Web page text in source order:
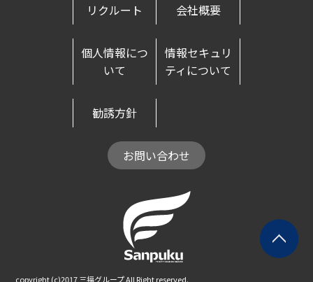
リクルート 会社概要
個人情報につ
いて
情報セキュリ
ティについて
勧誘方針
お問い合わせ
copyright (c)2017 三福グループ All Right reserved.